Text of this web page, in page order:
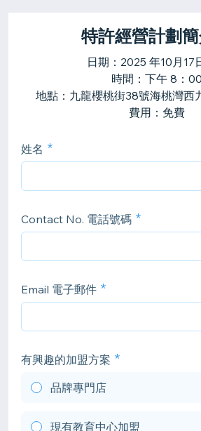
特許經營計劃
日期：2025 年10月17
時間：下午 8：00
地點：九龍櫻桃街38號海桃灣西
費用：免費
姓名
Contact No. 電話號碼
Email 電子郵件
有興趣的加盟方案
品牌專門店
現有教育中心加盟